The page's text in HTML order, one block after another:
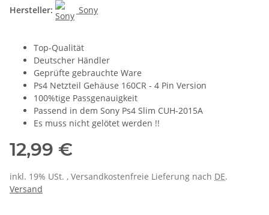
Hersteller:
Sony
Top-Qualität
Deutscher Händler
Geprüfte gebrauchte Ware
Ps4 Netzteil Gehäuse 160CR - 4 Pin Version
100%tige Passgenauigkeit
Passend in dem Sony Ps4 Slim CUH-2015A
Es muss nicht gelötet werden !!
12,99 €
inkl. 19% USt. , Versandkostenfreie Lieferung nach DE.
Versand